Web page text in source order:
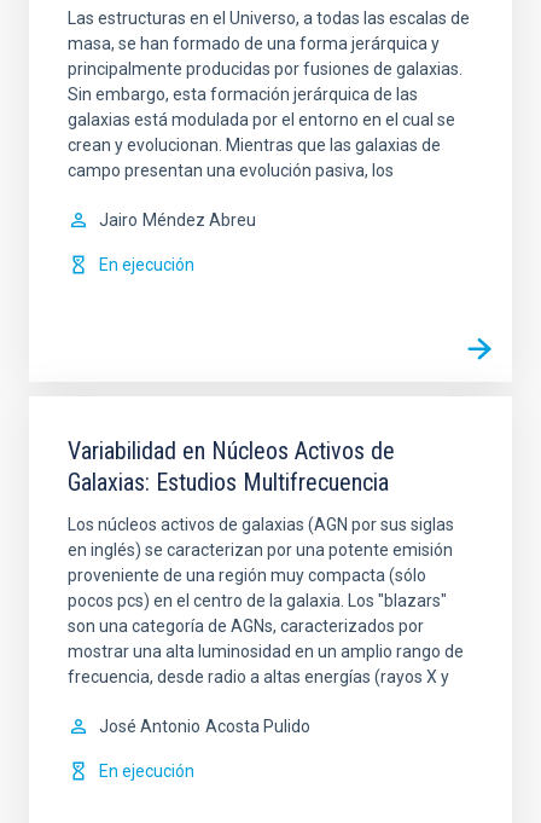
Las estructuras en el Universo, a todas las escalas de
masa, se han formado de una forma jerárquica y
principalmente producidas por fusiones de galaxias.
Sin embargo, esta formación jerárquica de las
galaxias está modulada por el entorno en el cual se
crean y evolucionan. Mientras que las galaxias de
campo presentan una evolución pasiva, los
Jairo Méndez Abreu
En ejecución
Variabilidad en Núcleos Activos de
Galaxias: Estudios Multifrecuencia
Los núcleos activos de galaxias (AGN por sus siglas
en inglés) se caracterizan por una potente emisión
proveniente de una región muy compacta (sólo
pocos pcs) en el centro de la galaxia. Los "blazars"
son una categoría de AGNs, caracterizados por
mostrar una alta luminosidad en un amplio rango de
frecuencia, desde radio a altas energías (rayos X y
José Antonio Acosta Pulido
En ejecución